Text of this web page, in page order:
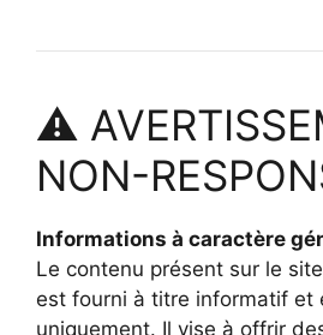
⚠️
NON-
Informations à caractère
Le contenu présent sur le
est fourni à titre informatif et
uniquement. Il vise à offrir